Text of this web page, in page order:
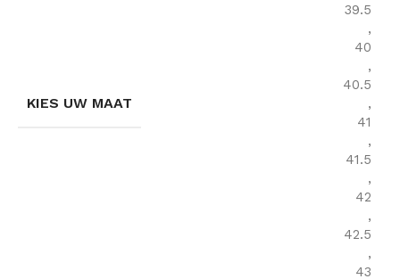
KIES UW MAAT
39.5
,
40
,
40.5
,
41
,
41.5
,
42
,
42.5
,
43